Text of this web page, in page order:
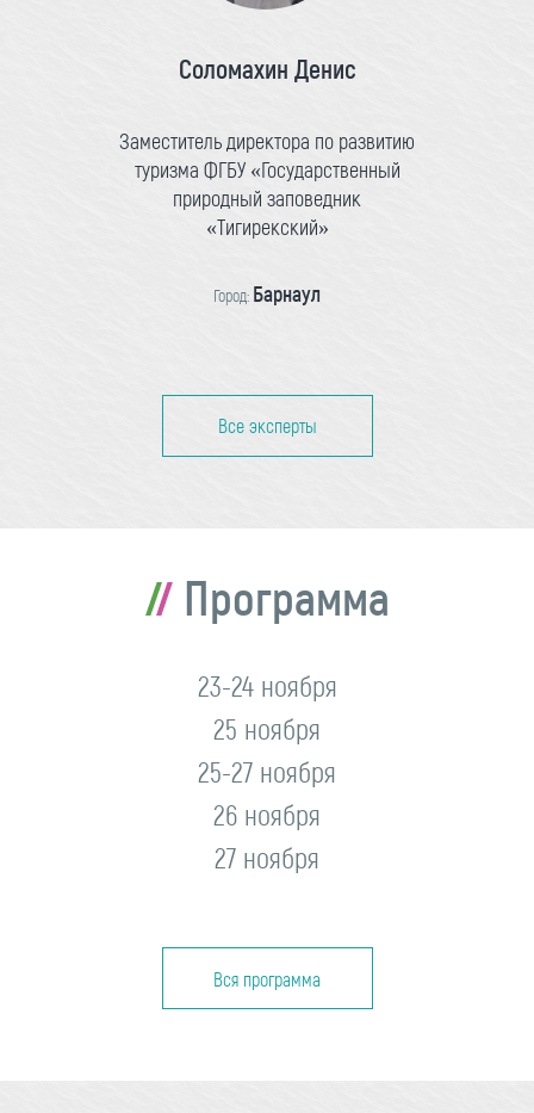
Соломахин Денис
Заместитель директора по развитию
туризма ФГБУ «Государственный
природный заповедник
«Тигирекский»
Город: Барнаул
Все эксперты
Программа
23-24 ноября
25 ноября
25-27 ноября
26 ноября
27 ноября
Вся программа